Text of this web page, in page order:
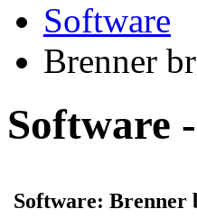
Software
Brenner
Software
Software: Brenner